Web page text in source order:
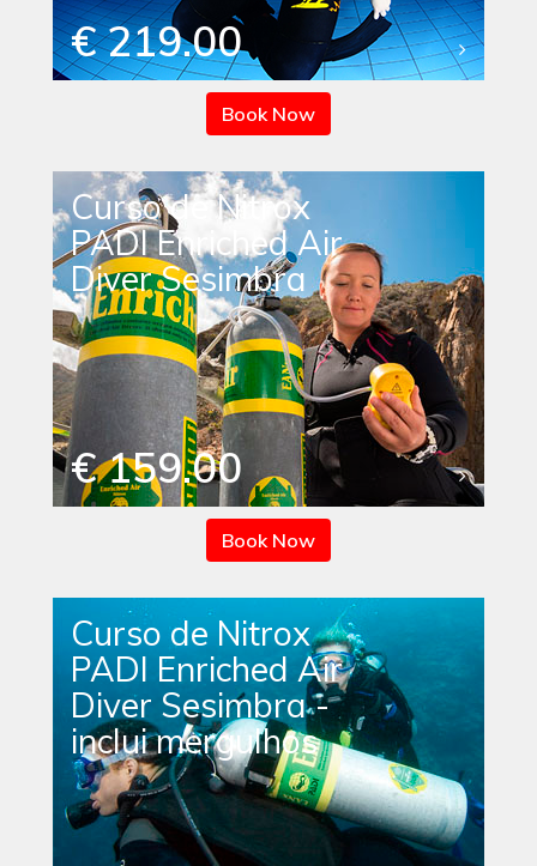
€ 219.00
Book Now
Curso de Nitrox
PADI Enriched Air
Diver Sesimbra
€ 159.00
Book Now
Curso de Nitrox
PADI Enriched Air
Diver Sesimbra -
inclui mergulhos